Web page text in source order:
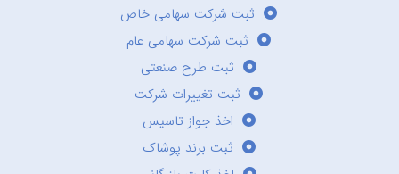
ثبت شرکت سهامی خاص
ثبت شرکت سهامی عام
ثبت طرح صنعتی
ثبت تغییرات شرکت
اخذ جواز تاسیس
ثبت برند پوشاک